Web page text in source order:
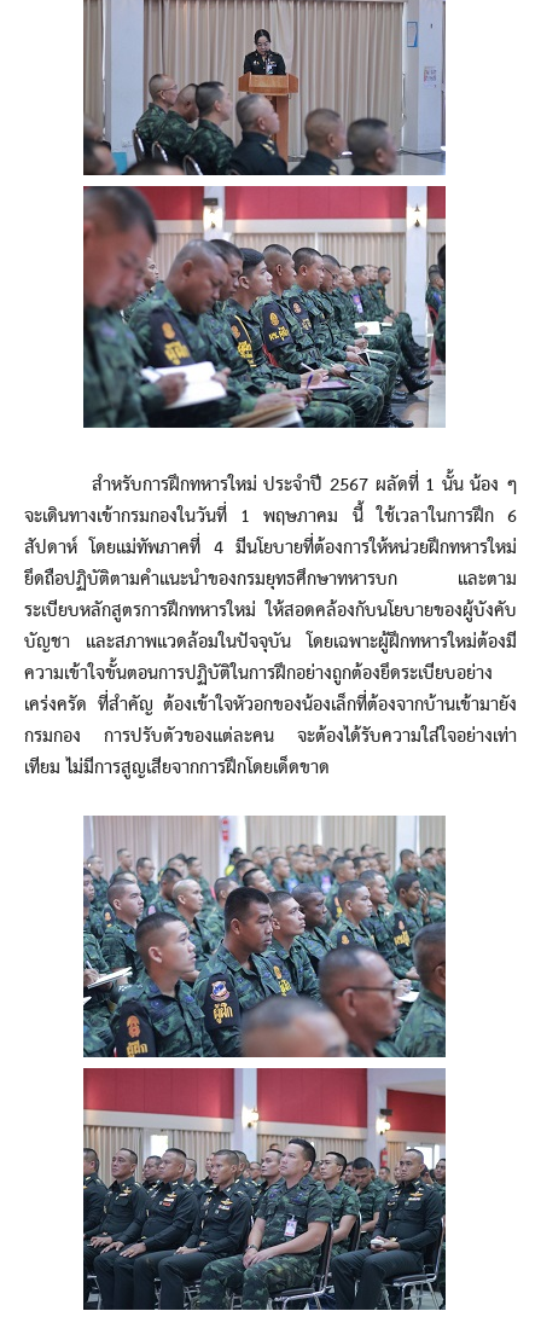
สำหรับการฝึกทหารใหม่ ประจำปี 2567 ผลัดที่ 1 นั้น น้อง ๆ
จะเดินทางเข้ากรมกองในวันที่ 1 พฤษภาคม นี้ ใช้เวลาในการฝึก 6
สัปดาห์ โดยแม่ทัพภาคที่ 4 มีนโยบายที่ต้องการให้หน่วยฝึกทหารใหม่
ยึดถือปฏิบัติตามคำแนะนำของกรมยุทธศึกษาทหารบก และตาม
ระเบียบหลักสูตรการฝึกทหารใหม่ ให้สอดคล้องกับนโยบายของผู้บังคับ
บัญชา และสภาพแวดล้อมในปัจจุบัน โดยเฉพาะผู้ฝึกทหารใหม่ต้องมี
ความเข้าใจขั้นตอนการปฏิบัติในการฝึกอย่างถูกต้องยึดระเบียบอย่าง
เคร่งครัด ที่สำคัญ ต้องเข้าใจหัวอกของน้องเล็กที่ต้องจากบ้านเข้ามายัง
กรมกอง การปรับตัวของแต่ละคน จะต้องได้รับความใส่ใจอย่างเท่า
เทียม ไม่มีการสูญเสียจากการฝึกโดยเด็ดขาด